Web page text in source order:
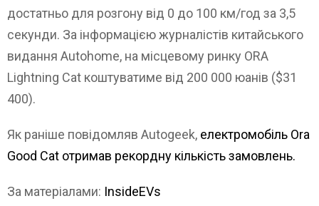
достатньо для розгону від 0 до 100 км/год за 3,5
секунди. За інформацією журналістів китайського
видання Autohome, на місцевому ринку ORA
Lightning Cat коштуватиме від 200 000 юанів ($31
400).
Як раніше повідомляв Autogeek, електромобіль Ora
Good Cat отримав рекордну кількість замовлень.
За матеріалами: InsideEVs